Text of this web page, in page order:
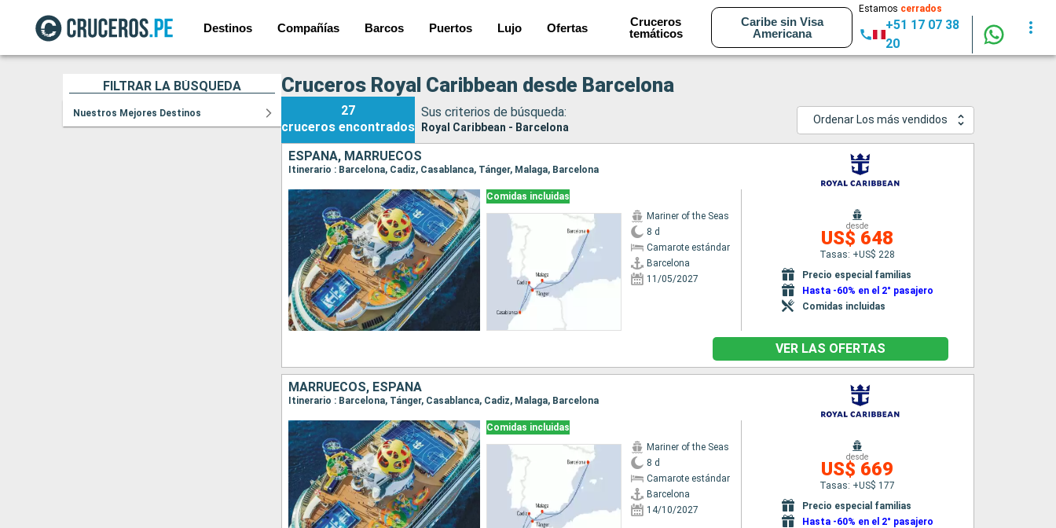
Destinos Compañías Barcos Puertos Lujo Ofertas
Cruceros
temáticos
Caribe sin Visa
Americana
Estamos cerrados
+51 17 07 38
20
FILTRAR LA BÚSQUEDA
Nuestros Mejores Destinos
Cruceros Royal Caribbean desde Barcelona
27
cruceros encontrados
Sus criterios de búsqueda:
Royal Caribbean - Barcelona
Ordenar Los más vendidos
ESPAÑA, MARRUECOS
Itinerario : Barcelona, Cadiz, Casablanca, Tánger, Malaga, Barcelona
Comidas incluidas
Mariner of the Seas
8 d
Camarote estándar
Barcelona
11/05/2027
desde
US$ 648
Tasas: +US$ 228
Precio especial familias
Hasta -60% en el 2° pasajero
Comidas incluidas
VER LAS OFERTAS
MARRUECOS, ESPAÑA
Itinerario : Barcelona, Tánger, Casablanca, Cadiz, Malaga, Barcelona
Comidas incluidas
Mariner of the Seas
8 d
Camarote estándar
Barcelona
14/10/2027
desde
US$ 669
Tasas: +US$ 177
Precio especial familias
Hasta -60% en el 2° pasajero